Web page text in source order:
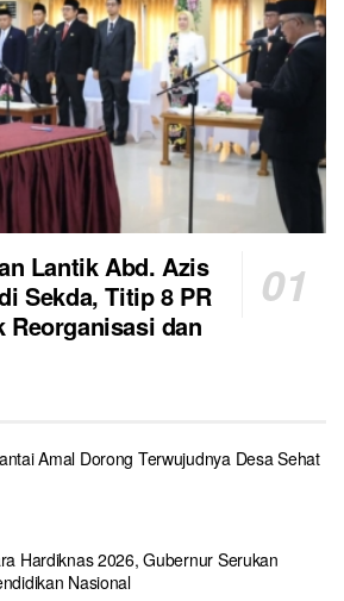
Lantik Abd. Azis
Sekda, Titip 8 PR
Reorganisasi dan
Amal Dorong Terwujudnya Desa Sehat
Hardiknas 2026, Gubernur Serukan
Nasional